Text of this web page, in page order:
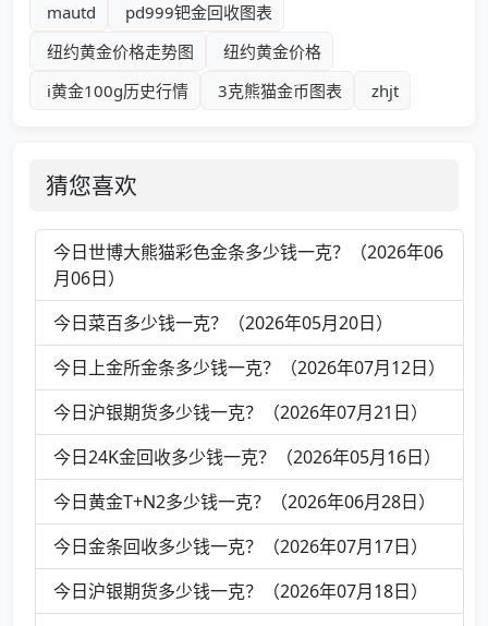
mautd
pd999钯金回收图表
纽约黄金价格走势图
纽约黄金价格
i黄金100g历史行情
3克熊猫金币图表 zhjt
猜您喜欢
今日世博大熊猫彩色金条多少钱一克？（2026年06
月06日）
今日菜百多少钱一克？（2026年05月20日）
今日上金所金条多少钱一克？（2026年07月12日）
今日沪银期货多少钱一克？（2026年07月21日）
今日24K金回收多少钱一克？（2026年05月16日）
今日黄金T+N2多少钱一克？（2026年06月28日）
今日金条回收多少钱一克？（2026年07月17日）
今日沪银期货多少钱一克？（2026年07月18日）